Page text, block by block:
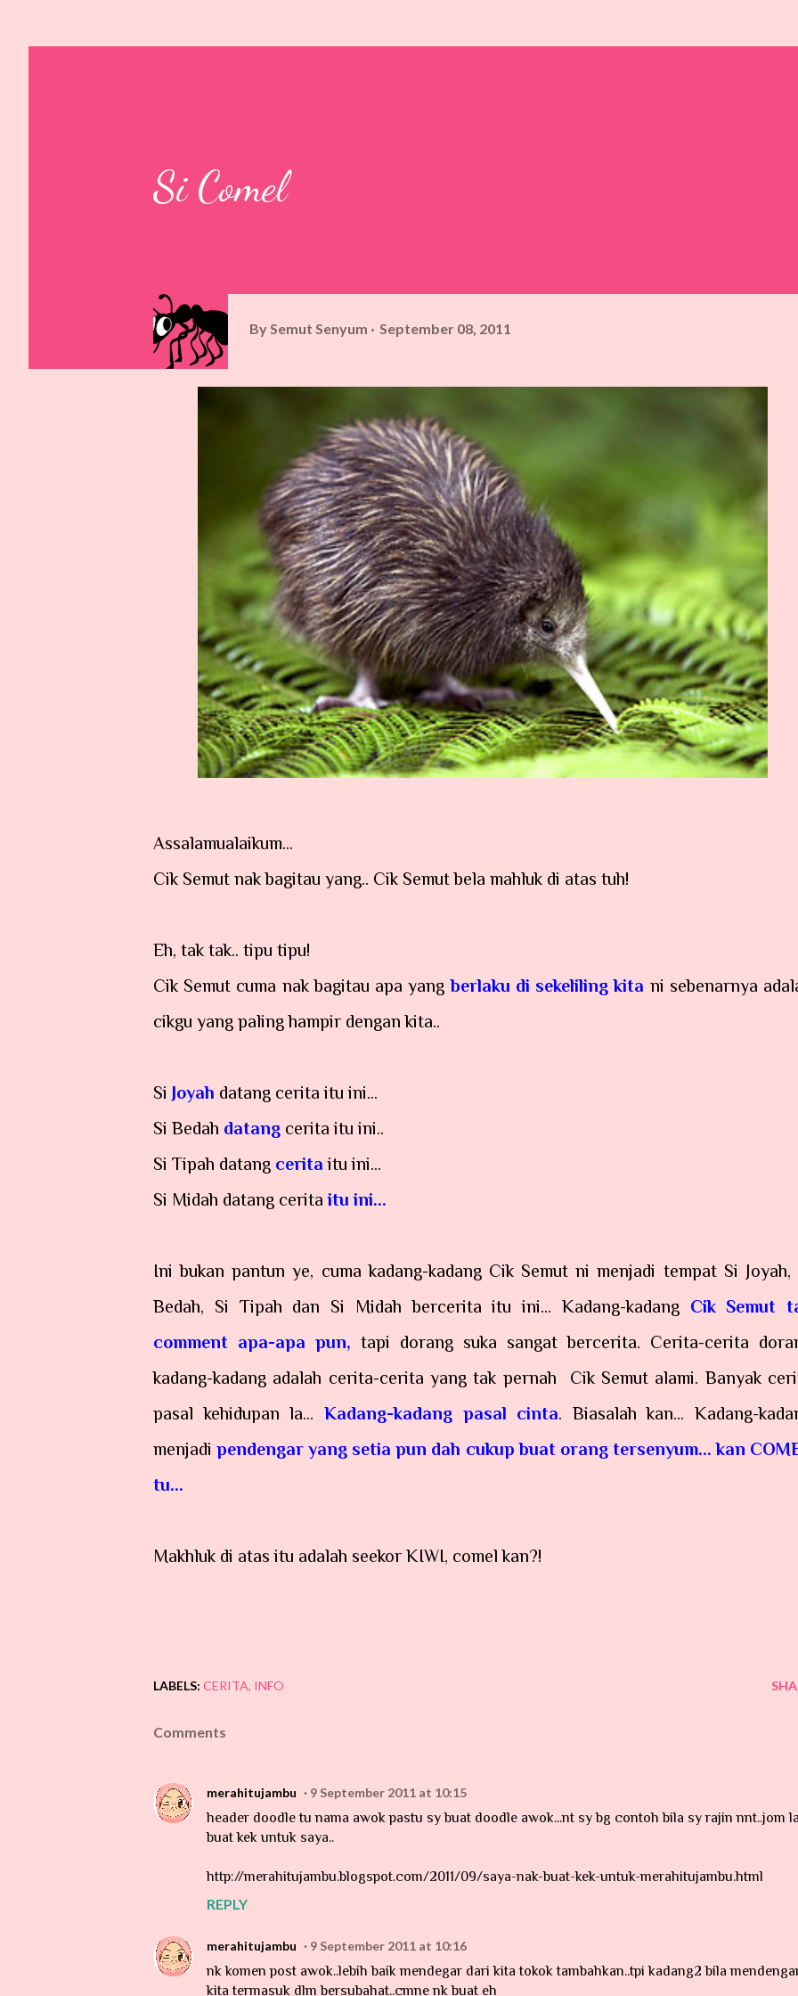
Si Comel
By Semut Senyum September 08, 2011
Assalamualaikum...
Cik Semut nak bagitau yang.. Cik Semut bela mahluk di atas tuh!
Eh, tak tak.. tipu tipu!
Cik Semut cuma nak bagitau apa yangberlaku di sekeliling kita ni sebenarnya
cikgu yang paling hampir dengan kita..
Si Joyah datang cerita itu ini...
Si Bedah datang cerita itu ini..
Si Tipah datang cerita itu ini...
Si Midah datang ceritaitu ini...
Ini bukan pantun ye, cuma kadang-kadang Cik Semut ni menjadi tempat Si Joyah,
Bedah, Si Tipah dan Si Midah bercerita itu ini... Kadang-kadang Cik Semut
comment apa-apa pun, tapi dorang suka sangat bercerita. Cerita-cerita
kadang-kadang adalah cerita-cerita yang tak pernah Cik Semut alami. Banyak
pasal kehidupan la... Kadang-kadang pasal cinta. Biasalah kan... Kadang-
menjadipendengar yang setia pun dah cukup buat orang tersenyum... kan
tu...
Makhluk di atas itu adalah seekor KIWI, comel kan?!
LABELS: CERITA INFO
Comments
merahitujambu 9 September 2011 at 10:15
header doodle tu nama awok pastu sy buat doodle awok...nt sy bg contoh bila sy rajin nnt..jom
buat kek untuk saya..
http://merahitujambu.blogspot.com/2011/09/saya-nak-buat-kek-untuk-merahitujambu.html
REPLY
merahitujambu 9 September 2011 at 10:16
nk komen post awok..lebih baik mendegar dari kita tokok tambahkan..tpi kadang2 bila
kita termasuk dlm bersubahat..cmne nk buat eh